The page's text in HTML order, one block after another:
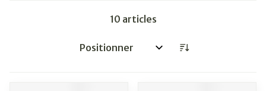
10 articles
Trier par: